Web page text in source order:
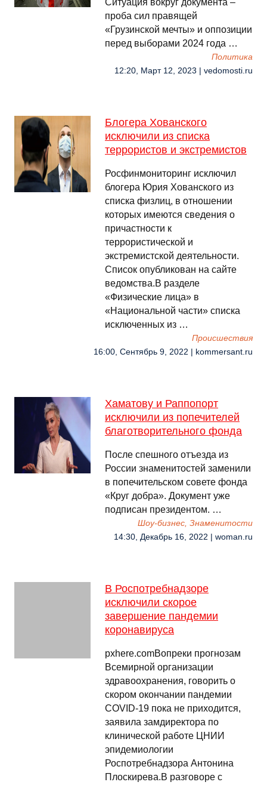
Ситуация вокруг документа –
проба сил правящей
«Грузинской мечты» и оппозиции
перед выборами 2024 года …
Политика
12:20, Март 12, 2023 | vedomosti.ru
Блогера Хованского
исключили из списка
террористов и экстремистов
Росфинмониторинг исключил
блогера Юрия Хованского из
списка физлиц, в отношении
которых имеются сведения о
причастности к
террористической и
экстремистской деятельности.
Список опубликован на сайте
ведомства.В разделе
«Физические лица» в
«Национальной части» списка
исключенных из …
Происшествия
16:00, Сентябрь 9, 2022 | kommersant.ru
Хаматову и Раппопорт
исключили из попечителей
благотворительного фонда
После спешного отъезда из
России знаменитостей заменили
в попечительском совете фонда
«Круг добра». Документ уже
подписан президентом. …
Шоу-бизнес, Знаменитости
14:30, Декабрь 16, 2022 | woman.ru
В Роспотребнадзоре
исключили скорое
завершение пандемии
коронавируса
pxhere.comВопреки прогнозам
Всемирной организации
здравоохранения, говорить о
скором окончании пандемии
COVID-19 пока не приходится,
заявила замдиректора по
клинической работе ЦНИИ
эпидемиологии
Роспотребнадзора Антонина
Плоскирева.В разговоре с